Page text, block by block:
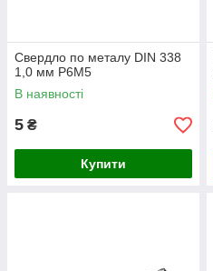
Свердло по металу DIN 338
1,0 мм P6M5
В наявності
5 ₴
Купити